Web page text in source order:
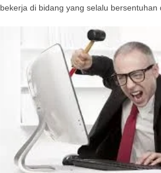
bekerja di bidang yang selalu bersentuhan